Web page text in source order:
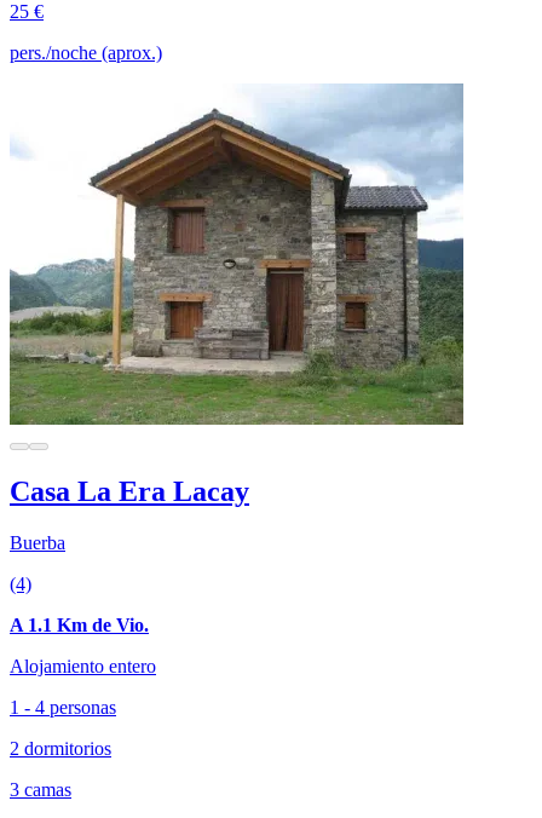
25 €
pers./noche (aprox.)
Casa La Era Lacay
Buerba
(4)
A 1.1 Km de Vio.
Alojamiento entero
1 - 4 personas
2 dormitorios
3 camas